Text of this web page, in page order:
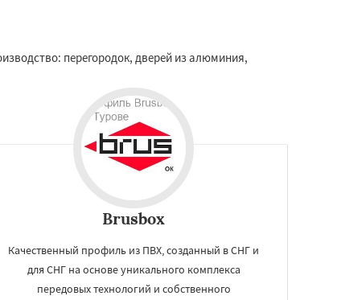
перегородок, дверей из алюминия,
Brusbox
Качественный профиль из ПВХ, созданный в СНГ и
для СНГ на основе уникального комплекса
передовых технологий и собственного